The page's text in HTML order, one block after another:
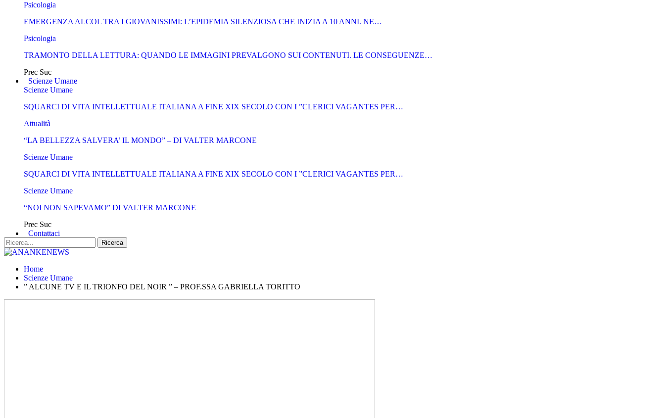
Psicologia
EMERGENZA ALCOL TRA I GIOVANISSIMI: L’EPIDEMIA SILENZIOSA CHE INIZIA A 10 ANNI. NE…
Psicologia
TRAMONTO DELLA LETTURA: QUANDO LE IMMAGINI PREVALGONO SUI CONTENUTI. LE CONSEGUENZE…
Prec Suc
Scienze Umane
Scienze Umane
SQUARCI DI VITA INTELLETTUALE ITALIANA A FINE XIX SECOLO CON I ”CLERICI VAGANTES PER…
Attualità
“LA BELLEZZA SALVERA’ IL MONDO” – DI VALTER MARCONE
Scienze Umane
SQUARCI DI VITA INTELLETTUALE ITALIANA A FINE XIX SECOLO CON I ”CLERICI VAGANTES PER…
Scienze Umane
“NOI NON SAPEVAMO” DI VALTER MARCONE
Prec Suc
Contattaci
Home
Scienze Umane
” ALCUNE TV E IL TRIONFO DEL NOIR ” – PROF.SSA GABRIELLA TORITTO